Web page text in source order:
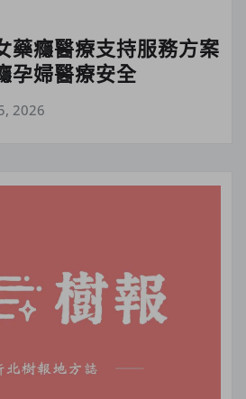
藥癮醫療支持服務方案
孕婦醫療安全
2026